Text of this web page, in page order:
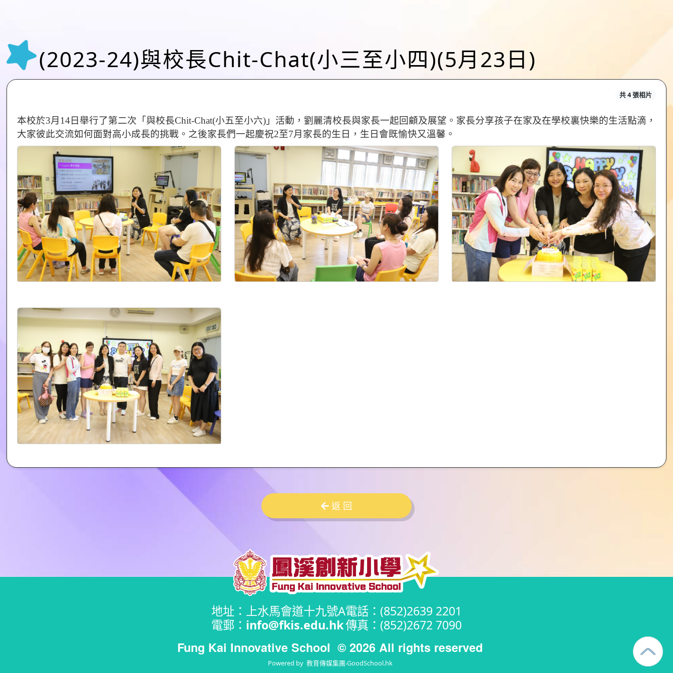
(2023-24)與校長Chit-Chat(小三至小四)(5月23日)
共 4 張相片
本校於3月14日舉行了第二次「與校長Chit-Chat(小五至小六)」活動，劉麗清校長與家長一起回顧及展望。家長分享孩子在家及在學校裏快樂的生活點滴，
大家彼此交流如何面對高小成長的挑戰。之後家長們一起慶祝2至7月家長的生日，生日會既愉快又溫馨。
返 回
地址：上水馬會道十九號A
電郵： info@fkis.edu.hk
電話：(852)2639 2201
傳真：(852)2672 7090
Fung Kai Innovative School © 2026 All rights reserved
Powered by 教育傳媒集團‧GoodSchool.hk